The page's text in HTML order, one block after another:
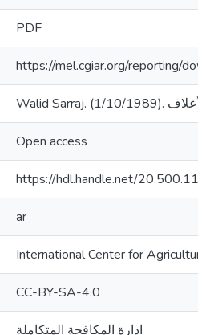
PDF
https://mel.cgiar.org/reporting/
Open access
https://hdl.handle.net/
ar
International Center for
CC-BY-SA-4.0
ادارة المكافحة المتكاملة